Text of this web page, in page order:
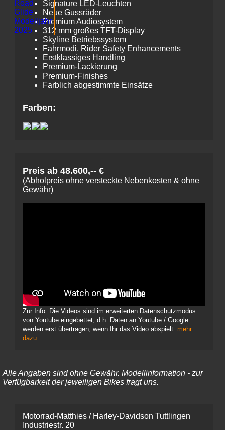
Signature LED-Leuchten
Neue Gussräder
Premium Audiosystem
312 mm großes TFT-Display
Skyline Betriebssystem
Fahrmodi, Rider Safety Enhancements
Erstklassiges Handling
Premium-Lackierung
Premium-Finishes
Farblich abgestimmte Einsätze
Farben:
Preis ab 48.600,-- €
(Abholpreis ohne versteckte Nebenkosten & ohne
Gewähr)
Zur Info: Die Videos sind im erweiterten Datenschutzmodus
von Youtube eingebettet, d.h. Daten an Youtube / Google
werden erst übertragen, wenn Ihr das Video abspielt: mehr
dazu
Alle Angaben sind ohne Gewähr. Modellinformation - zur
Verfügbarkeit der jeweiligen Bikes fragt uns.
Motorrad-Matthies / Harley-Davidson Tuttlingen
Industriestr. 20